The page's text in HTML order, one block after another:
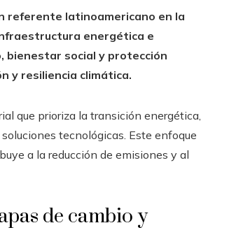
referente latinoamericano en la
energética e
bienestar social y protección
y resiliencia climática.
que prioriza la transición energética,
tecnológicas. Este enfoque
a la reducción de emisiones y al
de cambio y